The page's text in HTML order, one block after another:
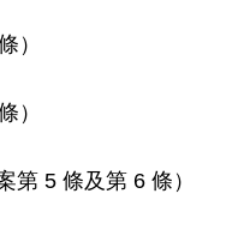
）
）
第 5 條及第 6 條）